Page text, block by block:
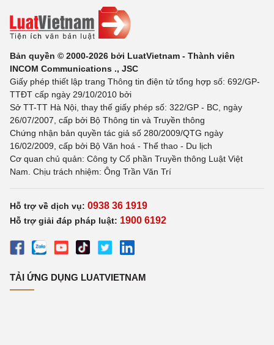
Bản quyền © 2000-2026 bởi LuatVietnam - Thành viên
INCOM Communications ., JSC
Giấy phép thiết lập trang Thông tin điện tử tổng hợp số: 692/GP-
TTĐT cấp ngày 29/10/2010 bởi
Sở TT-TT Hà Nội, thay thế giấy phép số: 322/GP - BC, ngày
26/07/2007, cấp bởi Bộ Thông tin và Truyền thông
Chứng nhận bản quyền tác giả số 280/2009/QTG ngày
16/02/2009, cấp bởi Bộ Văn hoá - Thể thao - Du lịch
Cơ quan chủ quản: Công ty Cổ phần Truyền thông Luật Việt
Nam. Chịu trách nhiệm: Ông Trần Văn Trí
Hỗ trợ về dịch vụ: 0938 36 1919
Hỗ trợ giải đáp pháp luật: 1900 6192
TẢI ỨNG DỤNG LUATVIETNAM